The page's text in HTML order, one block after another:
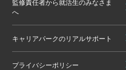
監修責任者から就活生のみなさま
へ
キャリアパークのリアルサポート
プライバシーポリシー